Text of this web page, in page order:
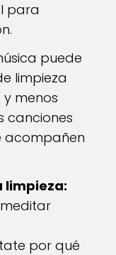
para
puede
limpieza
menos
canciones
acompañen
limpieza:
por qué